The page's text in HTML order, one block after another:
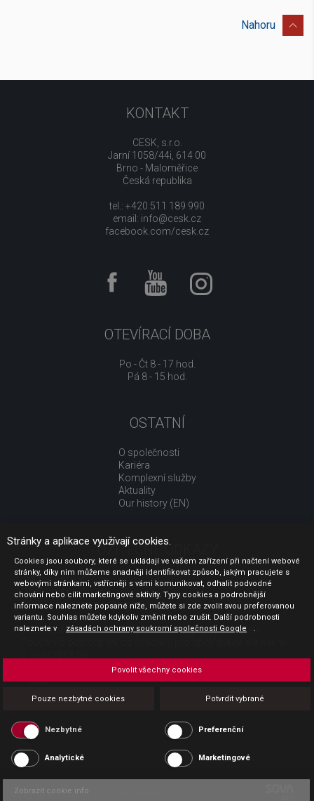
Nahoru
KONTAKT
CESK, s.r.o.
Jarní 1058/44i, 614 00
Brno - Maloměřice
Česká republika
tel.: +420 511 189 990
email: info@cesk.cz
facebook.com/cesk.cz
OTEVÍRACÍ DOBA
Po - Čt 8 - 17 hod.
Pá 8 - 15 hod.
OSTATNÍ
O společnosti
Kariéra
Komplexní služby
Aktuality
Our history (EN)
UŽITEČNÉ ODKAZY
Jak nakupovat
Obchodní podmínky
GDPR - ochrana osobních údajů
Profil zadavatele
Sdělení před uzavřením kupní smlouvy pro spotřebitele
Platba
Povinná publicita
Copyright CESK 2026 |
Stránky a aplikace využívají cookies.
Cookies jsou soubory, které se ukládají ve vašem zařízení při načtení webové
stránky, díky nim můžeme snadněji identifikovat způsob, jakým pracujete s
webovými stránkami, vstřícněji s vámi komunikovat, odhalit podvodné
chování nebo cílit marketingové aktivity. Typy cookies a podrobnější
informace naleznete popsané níže, můžete si zde zvolit svou preferovanou
variantu. Souhlas můžete kdykoliv změnit nebo zrušit. Další podrobnosti
naleznete v
zásadách ochrany soukromí společnosti Google .
Pouze nezbytné cookies Potvrdit vybrané
Povolit všechny cookies
Nezbytné Preferenční
Analytické Marketingové
Zobrazit cookie info